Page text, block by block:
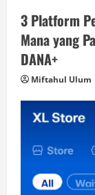
3 Platform
Mana yang
DANA+
Miftahul Ulum